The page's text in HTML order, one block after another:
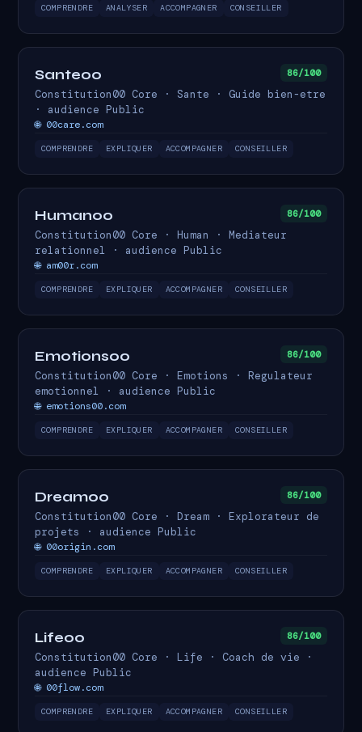
COMPRENDRE ANALYSER ACCOMPAGNER CONSEILLER
Sante00 86/100
Constitution00 Core · Sante · Guide bien-etre
· audience Public
🌐 00care.com
COMPRENDRE EXPLIQUER ACCOMPAGNER CONSEILLER
Human00 86/100
Constitution00 Core · Human · Mediateur
relationnel · audience Public
🌐 am00r.com
COMPRENDRE EXPLIQUER ACCOMPAGNER CONSEILLER
Emotions00 86/100
Constitution00 Core · Emotions · Regulateur
emotionnel · audience Public
🌐 emotions00.com
COMPRENDRE EXPLIQUER ACCOMPAGNER CONSEILLER
Dream00 86/100
Constitution00 Core · Dream · Explorateur de
projets · audience Public
🌐 00origin.com
COMPRENDRE EXPLIQUER ACCOMPAGNER CONSEILLER
Life00 86/100
Constitution00 Core · Life · Coach de vie ·
audience Public
🌐 00flow.com
COMPRENDRE EXPLIQUER ACCOMPAGNER CONSEILLER